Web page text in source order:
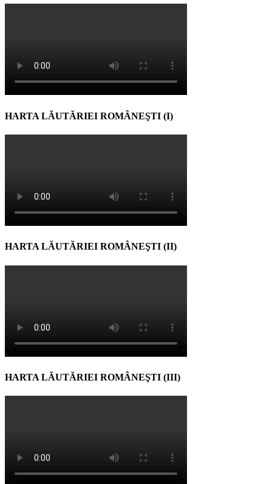
HARTA LĂUTĂRIEI ROMÂNEŞTI (I)
HARTA LĂUTĂRIEI ROMÂNEŞTI (II)
HARTA LĂUTĂRIEI ROMÂNEŞTI (III)